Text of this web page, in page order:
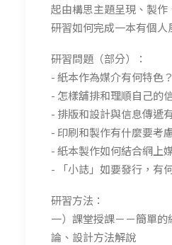
起由構思主題呈現、製
研習如何完成一本有個人
研習問題（部分）：
- 紙本作為媒介有何特色？
- 怎樣舖排和理順自己的
- 排版和設計與信息傳遞
- 印刷和製作有什麼要考
- 紙本製作如何結合網上
- 「小誌」如要發行，有
研習方法：
一）課堂授課－－簡單
論、設計方法解說